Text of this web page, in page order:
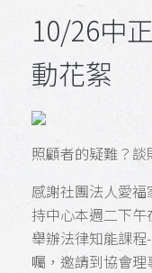
10/26中
動花絮
照顧者的疑難？
感謝社團法人愛
持中心本週二下
舉辦法律知能課
囑，邀請到協會